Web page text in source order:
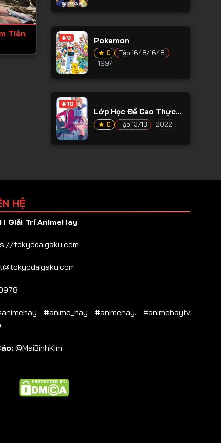
Tiên #9 Pokemon
★ 0
Tập 1648/1648
1997
#10
Lớp Học Đề Cao Thực
Lực Ss2
★ 0 Tập 13/13 2022
HỆ
Giải Trí AnimeHay
tokyodaigaku.com
#anime_hay #animehay. #animehaytv
@MaiBinhKim